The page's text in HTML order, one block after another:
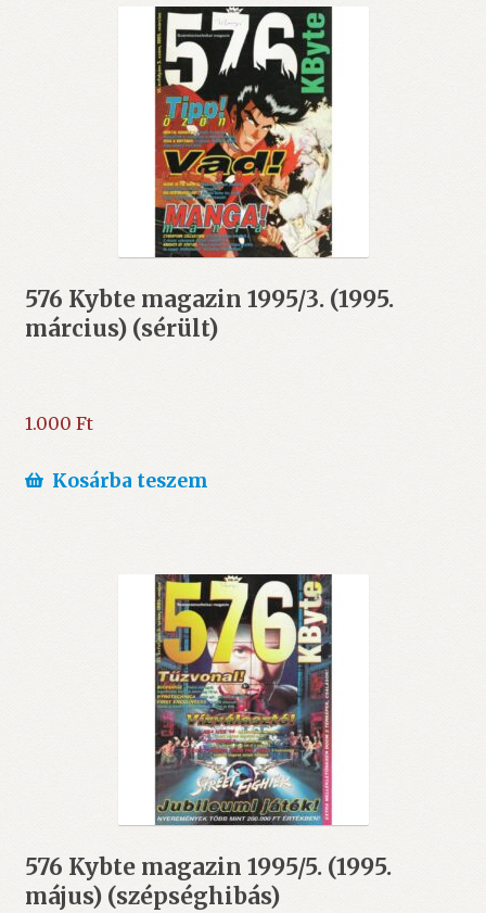
576 Kybte magazin 1995/3. (1995.
március) (sérült)
1.000 Ft
Kosárba teszem
576 Kybte magazin 1995/5. (1995.
május) (szépséghibás)